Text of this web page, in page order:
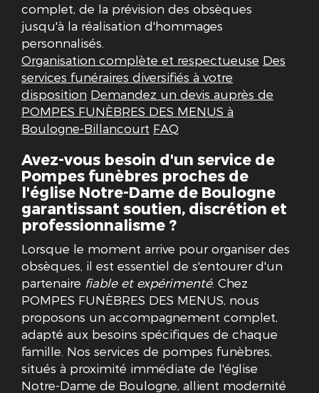
complet, de la prévision des obsèques
jusqu'à la réalisation d'hommages
personnalisés.
Organisation complète et respectueuse Des
services funéraires diversifiés à votre
disposition Demandez un devis auprès de
POMPES FUNÈBRES DES MENUS à
Boulogne-Billancourt FAQ
Avez-vous besoin d'un service de
Pompes funèbres proches de
l'église Notre-Dame de Boulogne
garantissant soutien, discrétion et
professionnalisme ?
Lorsque le moment arrive pour organiser des
obsèques, il est essentiel de s'entourer d'un
partenaire fiable et expérimenté. Chez
POMPES FUNÈBRES DES MENUS, nous
proposons un accompagnement complet,
adapté aux besoins spécifiques de chaque
famille. Nos services de pompes funèbres,
situés à proximité immédiate de l'église
Notre-Dame de Boulogne, allient modernité